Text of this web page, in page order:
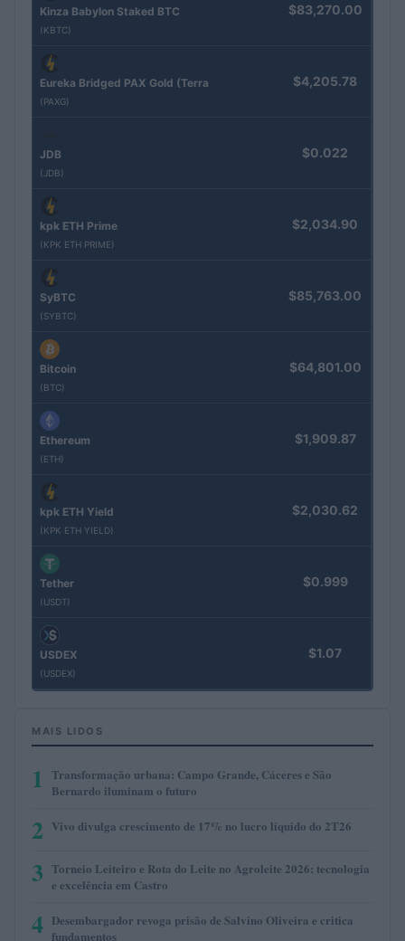
Kinza Babylon Staked BTC
(KBTC)
$83,270.00
Eureka Bridged PAX Gold (Terra
(PAXG)
$4,205.78
JDB
(JDB)
$0.022
kpk ETH Prime
(KPK ETH PRIME)
$2,034.90
SyBTC
(SYBTC)
$85,763.00
Bitcoin
(BTC)
$64,801.00
Ethereum
(ETH)
$1,909.87
kpk ETH Yield
(KPK ETH YIELD)
$2,030.62
Tether
(USDT)
$0.999
USDEX
(USDEX)
$1.07
MAIS LIDOS
1 Transformação urbana: Campo Grande, Cáceres e São
Bernardo iluminam o futuro
2 Vivo divulga crescimento de 17% no lucro líquido do 2T26
3 Torneio Leiteiro e Rota do Leite no Agroleite 2026: tecnologia
e excelência em Castro
4 Desembargador revoga prisão de Salvino Oliveira e critica
fundamentos